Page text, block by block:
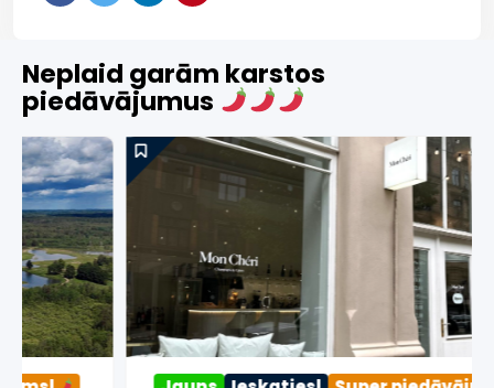
Neplaid garām karstos
piedāvājumus